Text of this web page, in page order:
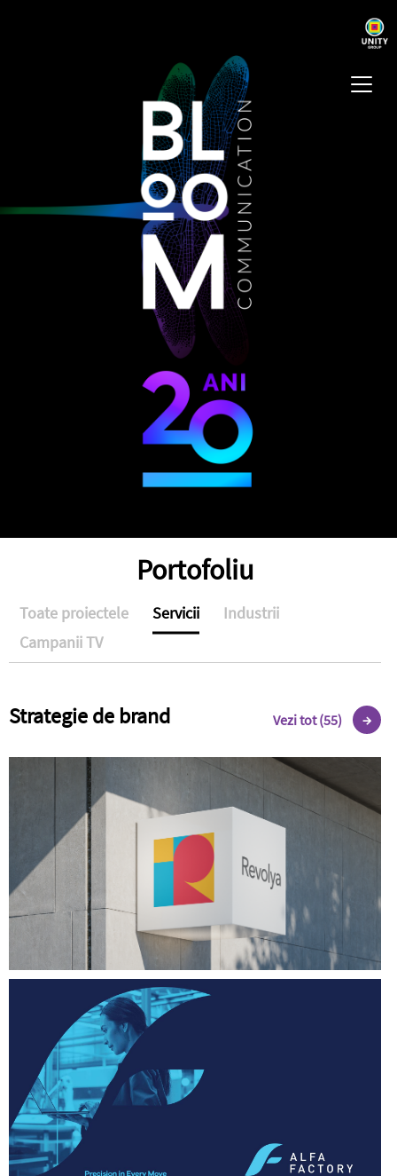
Portofoliu
Toate proiectele Servicii
Industrii
Campanii TV
Strategie de brand Vezi tot (55)